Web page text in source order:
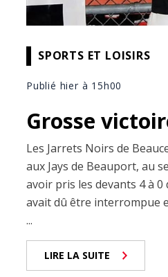
SPORTS ET LOISIRS
Publié hier à 15h00
Grosse
Les Jarrets Noirs de
aux Jays de Beauport, au
avoir pris les devants 4 à
avait dû être interrompue
...
LIRE LA SUITE